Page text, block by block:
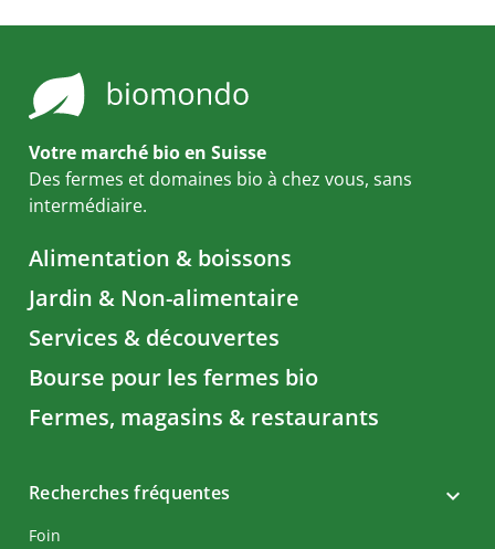
Votre marché bio en Suisse
Des fermes et domaines bio à chez vous, sans
intermédiaire.
Alimentation & boissons
Jardin & Non-alimentaire
Services & découvertes
Bourse pour les fermes bio
Fermes, magasins & restaurants
Recherches fréquentes
Foin